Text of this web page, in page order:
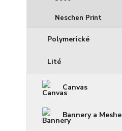
Neschen Print
Polymerické
Lité
Canvas
Bannery a Meshe